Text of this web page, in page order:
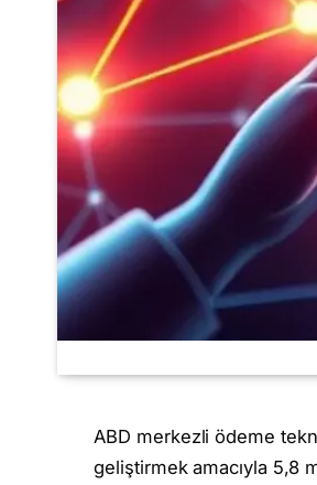
ABD merkezli ödeme
geliştirmek amacıyla 5,8